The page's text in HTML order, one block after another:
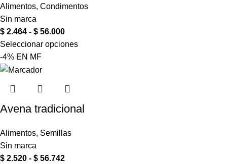
Alimentos, Condimentos
Sin marca
$ 2.464 - $ 56.000
Seleccionar opciones
-4% EN MF
Avena tradicional
Alimentos, Semillas
Sin marca
$ 2.520 - $ 56.742